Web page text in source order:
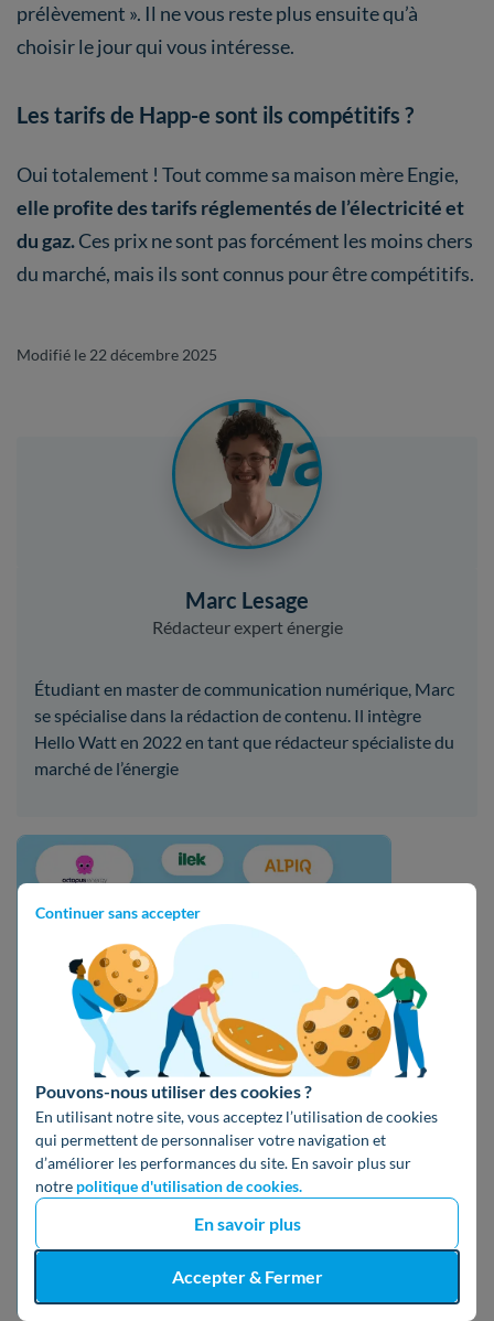
Continuer sans accepter
Pouvons-nous utiliser des cookies ?
En utilisant notre site, vous acceptez l’utilisation de cookies
qui permettent de personnaliser votre navigation et
d’améliorer les performances du site. En savoir plus sur
notre politique d'utilisation de cookies.
En savoir plus
Accepter & Fermer
Vous cherchez un contrat
Électricité et gaz
Pour votre
Logement actuel
prélèvement ». Il ne vous reste plus ensuite qu’à
choisir le jour qui vous intéresse.
Les tarifs de Happ-e sont ils compétitifs ?
Oui totalement ! Tout comme sa maison mère Engie,
elle profite des tarifs réglementés de l’électricité et
du gaz.Ces prix ne sont pas forcément les moins chers
du marché, mais ils sont connus pour être compétitifs.
Modifié le 22 décembre 2025
Marc Lesage
Rédacteur expert énergie
Étudiant en master de communication numérique, Marc
se spécialise dans la rédaction de contenu. Il intègre
Hello Watt en 2022 en tant que rédacteur spécialiste du
marché de l’énergie